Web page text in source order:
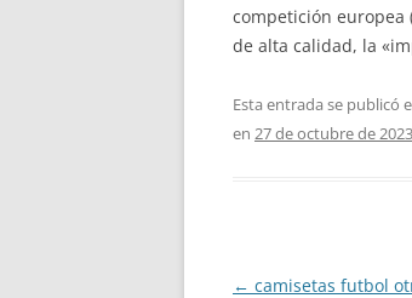
competición europea
de alta calidad, la
Esta entrada se publicó
en 27 de octubre de 2023
Navegación
← camisetas futbol